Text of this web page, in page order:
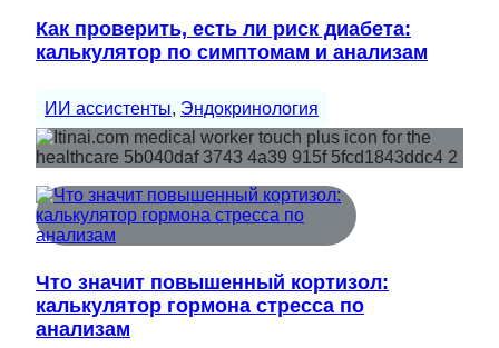
Как проверить, есть ли риск диабета:
калькулятор по симптомам и анализам
ИИ ассистенты, Эндокринология
Что значит повышенный кортизол:
калькулятор гормона стресса по
анализам